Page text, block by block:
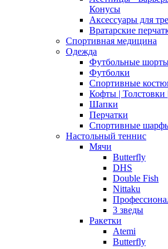
Конусы
Аксессуары для
Вратарские
Спортивная медицина
Одежда
Футбольные
Футболки
Спортивные
Кофты | Толстовки
Шапки
Перчатки
Спортивные
Настольный теннис
Мячи
Butterfly
DHS
Double Fish
Nittaku
3 зведы
Ракетки
Atemi
Butterfly